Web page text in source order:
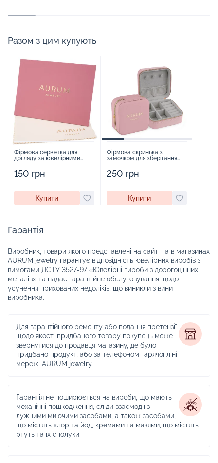
Разом з цим купують
Фірмова серветка для
догляду за ювелірними
150 грн
Купити
Фірмова скринька з
замочком для зберігання
250 грн
Купити
Гарантія
Виробник, товари якого представлені на сайті та в магазинах
AURUM jewelry гарантує відповідність ювелірних виробів з
вимогами ДСТУ 3527-97 «Ювелірні вироби з дорогоцінних
металів» та надає гарантійне обслуговування щодо
усунення прихованих недоліків, що виникли з вини
виробника.
Для гарантійного ремонту або подання претензії
щодо якості придбаного товару покупець може
звернутися до продавця магазину, де було
придбано продукт, або за телефоном гарячої лінії
мережі AURUM jewelry.
Гарантія не поширюється на вироби, що мають
механічні пошкодження, сліди взаємодії з
лужними миючими засобами, а також засобами,
що містять хлор та йод, кремами та мазями, що містять
ртуть та їх сполуки;